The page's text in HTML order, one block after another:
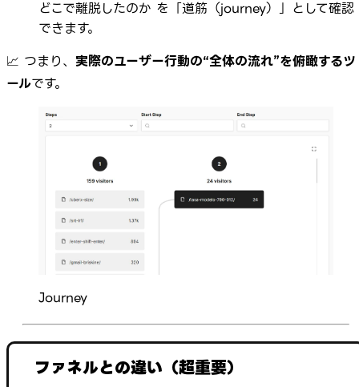
どこで離脱したのか を「道筋（journey）」として確認
できます。
📈 つまり、 実際のユーザー行動の“全体の流れ”を俯瞰するツ
ールです。
Journey
ファネルとの違い（超重要）